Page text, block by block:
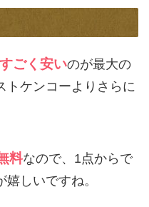
ごく安いのが最大の
トケンコーよりさらに
料なので、1点からで
しいですね。